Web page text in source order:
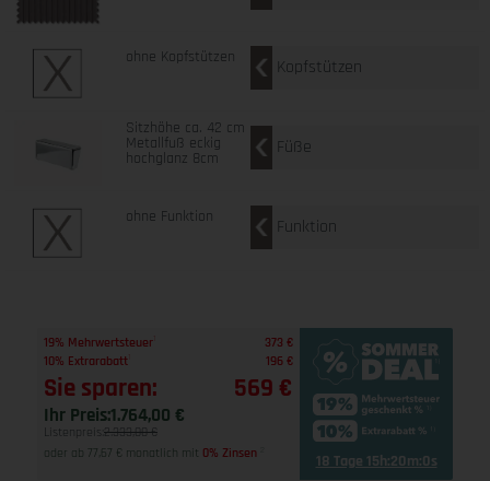
ohne Kopfstützen Kopfstützen
Sitzhöhe ca. 42 cm
Metallfuß eckig
hochglanz 8cm Füße
ohne Funktion Funktion
19% Mehrwertsteuer
373 €
10% Extrarabatt
196 €
Sie sparen: 569 €
Ihr Preis:1.764,00 €
Listenpreis: 2.333,00 €
oder ab 77,67 € monatlich mit 0% Zinsen 18 Tage 15h:19m:59s